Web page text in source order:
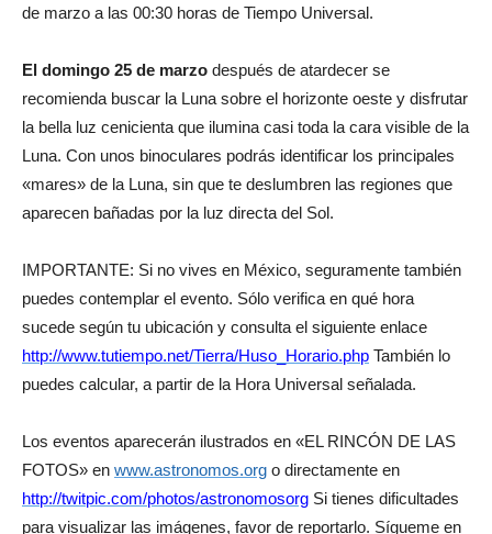
de marzo a las 00:30 horas de Tiempo Universal.
El domingo 25 de marzo después de atardecer se
recomienda buscar la Luna sobre el horizonte oeste y disfrutar
la bella luz cenicienta que ilumina casi toda la cara visible de la
Luna. Con unos binoculares podrás identificar los principales
«mares» de la Luna, sin que te deslumbren las regiones que
aparecen bañadas por la luz directa del Sol.
IMPORTANTE: Si no vives en México, seguramente también
puedes contemplar el evento. Sólo verifica en qué hora
sucede según tu ubicación y consulta el siguiente enlace
http://www.tutiempo.net/Tierra/Huso_Horario.php También lo
puedes calcular, a partir de la Hora Universal señalada.
Los eventos aparecerán ilustrados en «EL RINCÓN DE LAS
FOTOS» en www.astronomos.org o directamente en
http://twitpic.com/photos/astronomosorg Si tienes dificultades
para visualizar las imágenes, favor de reportarlo. Sígueme en